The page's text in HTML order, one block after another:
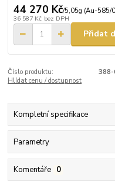
44 270 Kč/5,05g (Au-585/
36 587 Kč bez DPH
Přidat
Číslo produktu:
388-
Hlídat cenu / dostupnost
Kompletní specifikace
Parametry
Komentáře 0